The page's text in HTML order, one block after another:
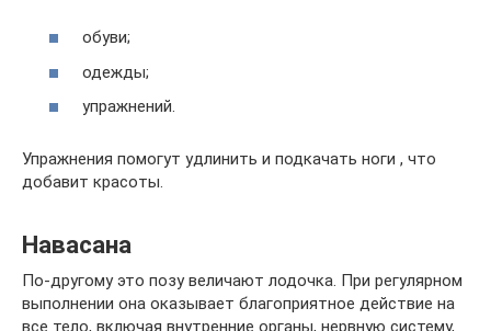
обуви;
одежды;
упражнений.
Упражнения помогут удлинить и подкачать ноги , что
добавит красоты.
Навасана
По-другому это позу величают лодочка. При регулярном
выполнении она оказывает благоприятное действие на
все тело, включая внутренние органы, нервную систему,